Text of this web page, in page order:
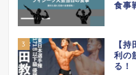
食事
3
【
利の
る！